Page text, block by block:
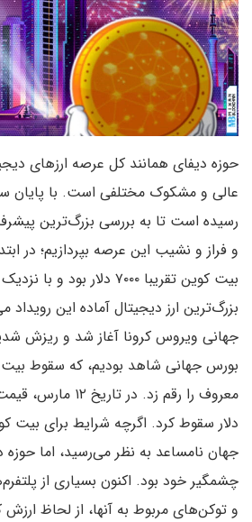
حوزه دیفای همانند کل عرصه ارزهای
رسیده است تا به بررسی بزرگ‌ترین
و فراز و نشیب‌ این عرصه بپردازیم؛ در
بیت کوین تقریبا ۷۰۰۰ دلار بود و با نزدیک شدن به
بزرگ‌ترین ارز دیجیتال آماده این
جهانی ویروس کرونا آغاز شد و ریزش
بورس جهانی شاهد بودیم، که سقوط بیت
دلار سقوط کرد. اگرچه شرایط برای بیت
جهان نامساعد به نظر می‌رسید، اما حوزه
چشمگیر خود بود. اکنون بسیاری از